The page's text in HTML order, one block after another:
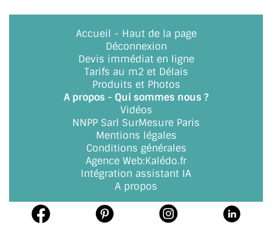
Accueil - Haut de la page
Déconnexion
Devis immédiat en ligne
Tarifs au m2 et Délais
Produits et Photos
A propos - Qui sommes nous ?
Vidéos
NNPP Sarl SurMesure Paris
Mentions légales
Conditions générales
Agence Web:Kalédo.fr
Intégration assistant IA
A propos